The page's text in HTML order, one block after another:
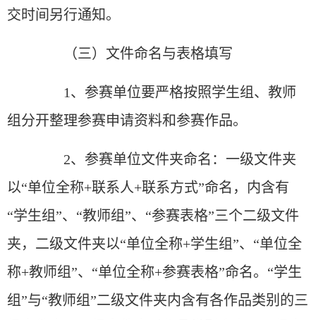
交时间另行通知。
（三）文件命名与表格填写
1、参赛单位要严格按照学生组、教师
组分开整理参赛申请资料和参赛作品。
2、参赛单位文件夹命名：一级文件夹
以“单位全称+联系人+联系方式”命名，内含有
“学生组”、“教师组”、“参赛表格”三个二级文件
夹，二级文件夹以“单位全称+学生组”、“单位全
称+教师组”、“单位全称+参赛表格”命名。“学生
组”与“教师组”二级文件夹内含有各作品类别的三